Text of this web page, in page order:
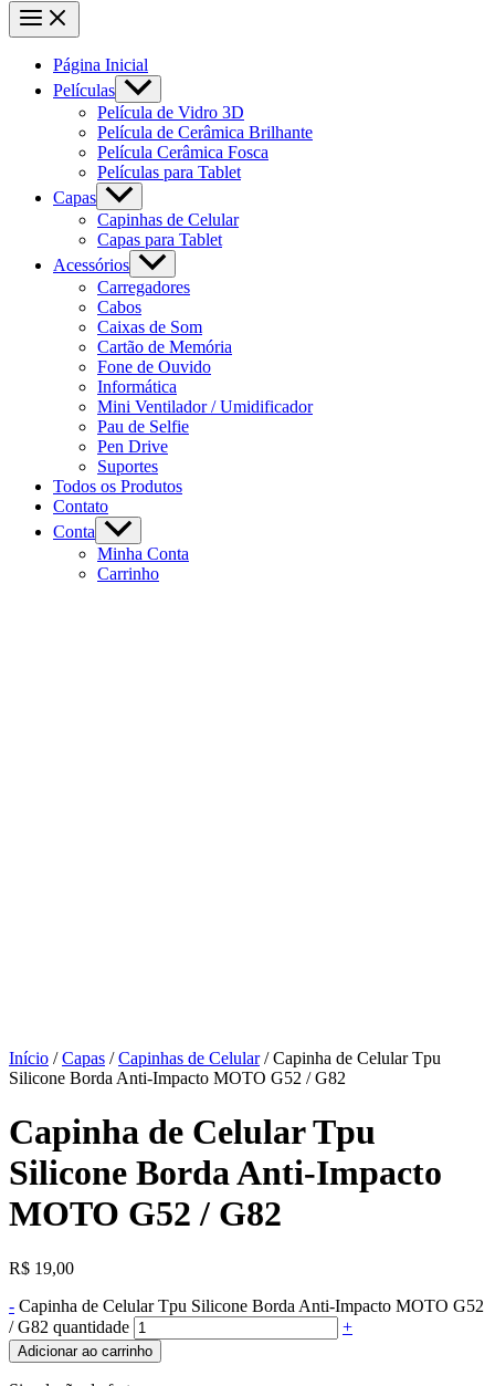
Página Inicial
Películas
Película de Vidro 3D
Película de Cerâmica Brilhante
Película Cerâmica Fosca
Películas para Tablet
Capas
Capinhas de Celular
Capas para Tablet
Acessórios
Carregadores
Cabos
Caixas de Som
Cartão de Memória
Fone de Ouvido
Informática
Mini Ventilador / Umidificador
Pau de Selfie
Pen Drive
Suportes
Todos os Produtos
Contato
Conta
Minha Conta
Carrinho
Início /Capas /Capinhas de Celular/ Capinha de Celular Tpu
Silicone Borda Anti-Impacto MOTO G52 / G82
Capinha de Celular Tpu
Silicone Borda Anti-Impacto
MOTO G52 / G82
R$ 19,00
- Capinha de Celular Tpu Silicone Borda Anti-Impacto MOTO G52
/ G82 quantidade
+
Adicionar ao carrinho